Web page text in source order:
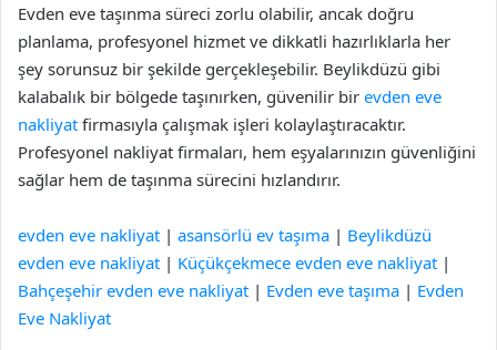
Evden eve taşınma süreci zorlu olabilir, ancak doğru
planlama, profesyonel hizmet ve dikkatli hazırlıklarla her
şey sorunsuz bir şekilde gerçekleşebilir. Beylikdüzü gibi
kalabalık bir bölgede taşınırken, güvenilir bir evden eve
nakliyat firmasıyla çalışmak işleri kolaylaştıracaktır.
Profesyonel nakliyat firmaları, hem eşyalarınızın güvenliğini
sağlar hem de taşınma sürecini hızlandırır.
evden eve nakliyat | asansörlü ev taşıma | Beylikdüzü
evden eve nakliyat | Küçükçekmece evden eve nakliyat |
Bahçeşehir evden eve nakliyat | Evden eve taşıma | Evden
Eve Nakliyat